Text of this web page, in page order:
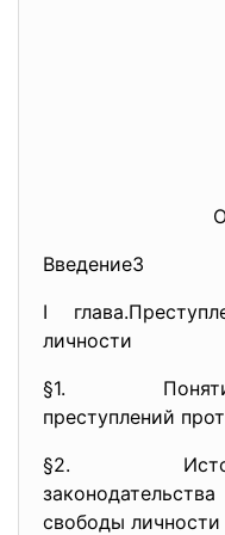
Введение3
I
личности
§1. Понятие и
преступлений
§2. История
свободы личности